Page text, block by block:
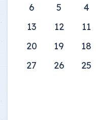
4
5
6
11
12
13
18
19
20
25
26
27